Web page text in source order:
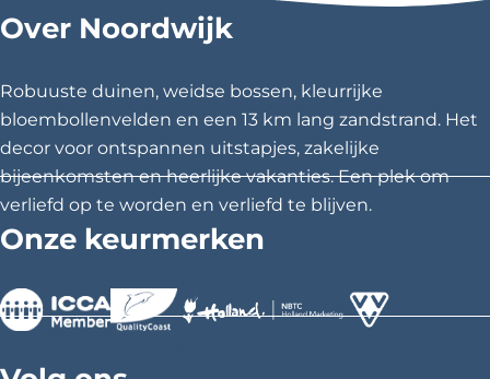
Over Noordwijk
Robuuste duinen, weidse bossen, kleurrijke
bloembollenvelden en een 13 km lang zandstrand. Het
decor voor ontspannen uitstapjes, zakelijke
bijeenkomsten en heerlijke vakanties. Een plek om
verliefd op te worden en verliefd te blijven.
Onze keurmerken